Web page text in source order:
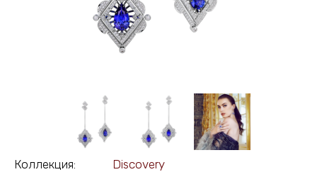
Коллекция: Discovery